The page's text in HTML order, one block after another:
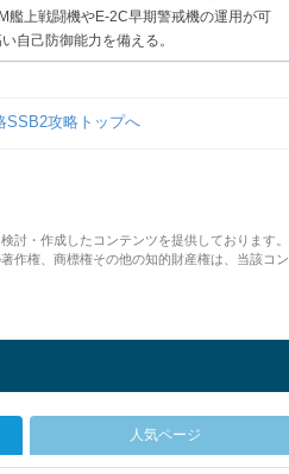
艦上戦闘機やE-2C早期警戒機の運用が可
自己防御能力を備える。
SSB2攻略トップへ
討・作成したコンテンツを提供しております。
作権、商標権その他の知的財産権は、当該コン
人気ページ